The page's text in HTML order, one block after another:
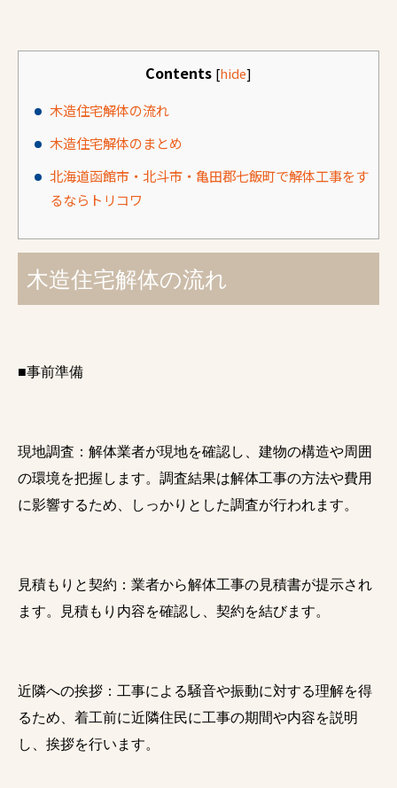
Contents [hide]
木造住宅解体の流れ
木造住宅解体のまとめ
北海道函館市・北斗市・亀田郡七飯町で解体工事をす
るならトリコワ
木造住宅解体の流れ
■事前準備
現地調査：解体業者が現地を確認し、建物の構造や周囲
の環境を把握します。調査結果は解体工事の方法や費用
に影響するため、しっかりとした調査が行われます。
見積もりと契約：業者から解体工事の見積書が提示され
ます。見積もり内容を確認し、契約を結びます。
近隣への挨拶：工事による騒音や振動に対する理解を得
るため、着工前に近隣住民に工事の期間や内容を説明
し、挨拶を行います。